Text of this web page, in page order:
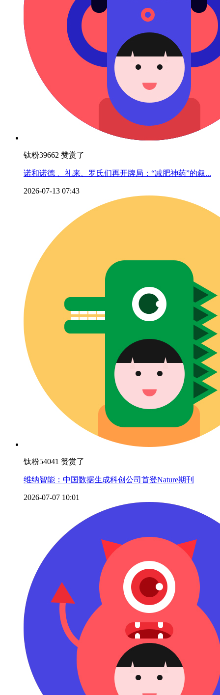
钛粉39662 赞赏了
诺和诺德 、礼来、罗氏们再开牌局：“减肥神药”的叙...
2026-07-13 07:43
钛粉54041 赞赏了
维纳智能：中国数据生成科创公司首登Nature期刊
2026-07-07 10:01